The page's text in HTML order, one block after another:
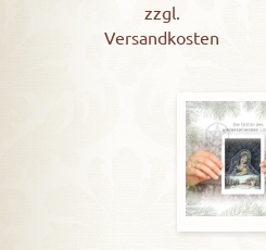
zzgl.
Versandkosten